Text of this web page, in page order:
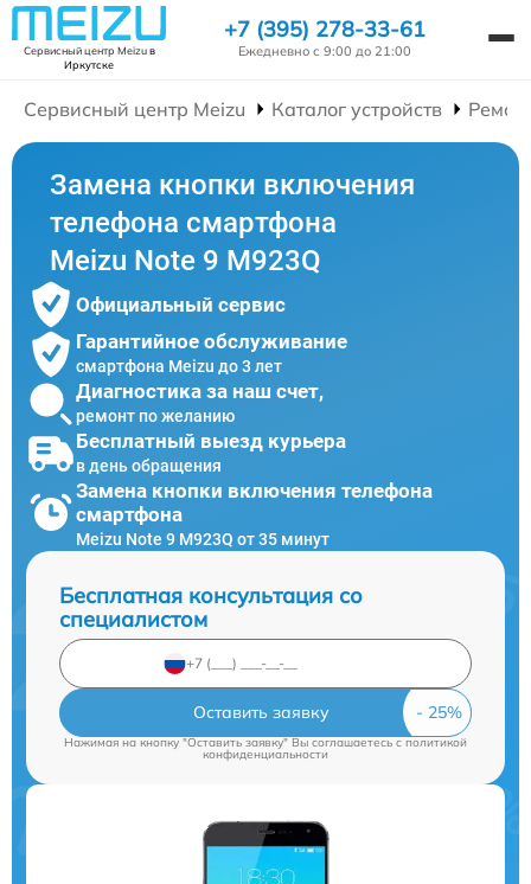
Сервисный центр Meizuв
Иркутске
+7 (395) 278-33-61
Ежедневно с 9:00 до 21:00
Сервисный центр Meizu Каталог устройств
Замена кнопки включения
телефона смартфона
Meizu Note 9 M923Q
Официальный сервис
Гарантийное обслуживание
смартфона Meizu до 3 лет
Диагностика за наш счет,
ремонт по желанию
Бесплатный выезд курьера
в день обращения
Замена кнопки включения телефона
смартфона
Meizu Note 9 M923Q от 35 минут
Бесплатная консультация со
специалистом
Оставить заявку
Нажимая на кнопку "Оставить заявку" Вы соглашаетесь cполитикой
конфиденциальности